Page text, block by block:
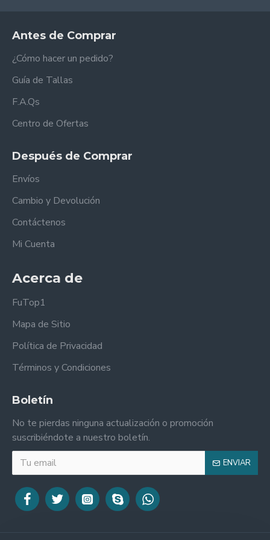
Antes de Comprar
¿Cómo hacer un pedido?
Guía de Tallas
F.A.Qs
Centro de Ofertas
Después de Comprar
Envíos
Cambio y Devolución
Contáctenos
Mi Cuenta
Acerca de
FuTop1
Mapa de Sitio
Política de Privacidad
Términos y Condiciones
Boletín
No te pierdas ninguna actualización o promoción
suscribiéndote a nuestro boletín.
ENVIAR